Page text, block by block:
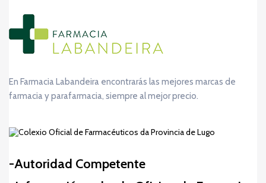
En Farmacia Labandeira encontrarás las mejores marcas de
farmacia y parafarmacia, siempre al mejor precio.
Autoridad Competente